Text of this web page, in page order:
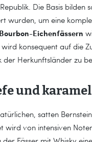
Die Basis
wurden, um eine
Bourbon-Eichenfässern
konsequent auf die
Herkunftsländer zu
und
satten
wird von intensiven